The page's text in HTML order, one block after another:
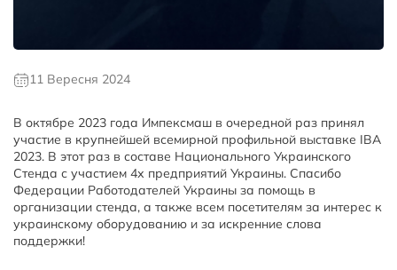
11 Вересня 2024
В октябре 2023 года Импексмаш в очередной раз принял
участие в крупнейшей всемирной профильной выставке IBA
2023. В этот раз в составе Национального Украинского
Стенда с участием 4х предприятий Украины. Спасибо
Федерации Работодателей Украины за помощь в
организации стенда, а также всем посетителям за интерес к
украинскому оборудованию и за искренние слова
поддержки!